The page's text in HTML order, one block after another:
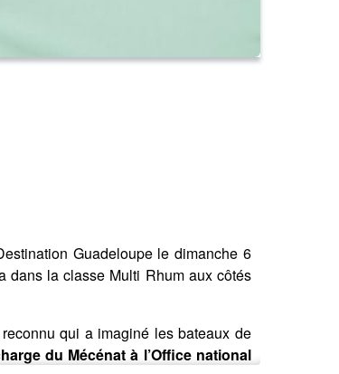
Guadeloupe le dimanche 6
dans la classe Multi Rhum aux côtés
qui a imaginé les bateaux de
du Mécénat à l’Office national